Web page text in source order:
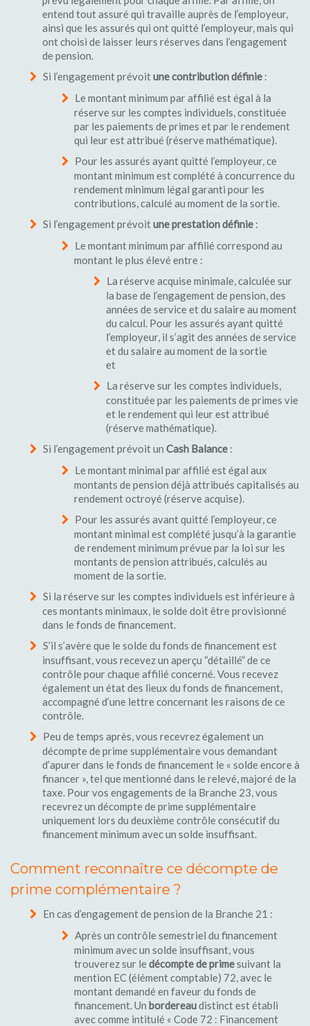
entend tout assuré qui travaille auprès de l’employeur,
ainsi que les assurés qui ont quitté l’employeur, mais qui
ont choisi de laisser leurs réserves dans l’engagement
de pension.
Si l’engagement prévoitune contribution définie :
Le montant minimum par affilié est égal à la
réserve sur les comptes individuels, constituée
par les paiements de primes et par le rendement
qui leur est attribué (réserve mathématique).
Pour les assurés ayant quitté l’employeur, ce
montant minimum est complété à concurrence du
rendement minimum légal garanti pour les
contributions, calculé au moment de la sortie.
Si l’engagement prévoitune prestation définie :
Le montant minimum par affilié correspond au
montant le plus élevé entre :
La réserve acquise minimale, calculée sur
la base de l’engagement de pension, des
années de service et du salaire au moment
du calcul. Pour les assurés ayant quitté
l’employeur, il s’agit des années de service
et du salaire au moment de la sortie
et
La réserve sur les comptes individuels,
constituée par les paiements de primes vie
et le rendement qui leur est attribué
(réserve mathématique).
Si l’engagement prévoit un Cash Balance :
Le montant minimal par affilié est égal aux
montants de pension déjà attribués capitalisés au
rendement octroyé (réserve acquise).
Pour les assurés avant quitté l’employeur, ce
montant minimal est complété jusqu’à la garantie
de rendement minimum prévue par la loi sur les
montants de pension attribués, calculés au
moment de la sortie.
Si la réserve sur les comptes individuels est inférieure à
ces montants minimaux, le solde doit être provisionné
dans le fonds de financement.
S’il s’avère que le solde du fonds de financement est
insuffisant, vous recevez un aperçu “détaillé” de ce
contrôle pour chaque affilié concerné. Vous recevez
également un état des lieux du fonds de financement,
accompagné d’une lettre concernant les raisons de ce
contrôle.
Peu de temps après, vous recevrez également un
décompte de prime supplémentaire vous demandant
d’apurer dans le fonds de financement le « solde encore à
financer », tel que mentionné dans le relevé, majoré de la
taxe. Pour vos engagements de la Branche 23, vous
recevrez un décompte de prime supplémentaire
uniquement lors du deuxième contrôle consécutif du
financement minimum avec un solde insuffisant.
Comment reconnaître ce décompte de
prime complémentaire ?
En cas d’engagement de pension de la Branche 21 :
Après un contrôle semestriel du financement
minimum avec un solde insuffisant, vous
trouverez sur ledécompte de primesuivant la
mention EC (élément comptable) 72, avec le
montant demandé en faveur du fonds de
financement. Un bordereaudistinct est établi
avec comme intitulé « Code 72 : Financement